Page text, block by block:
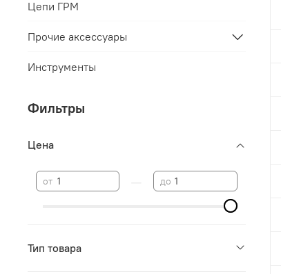
Цепи ГРМ
Прочие аксессуары
Инструменты
Фильтры
Цена
от до
Тип товара